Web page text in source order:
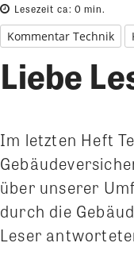
Lesezeit ca: 0 min.
Kommentar Technik
Liebe
Im letzten Heft
über unserer
durch die
Leser